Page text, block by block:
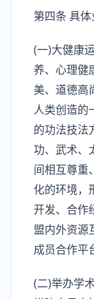
第四条 具体
(一)大健康
养、心理健
美、道德高
人类创造的
的功法技法
功、武术、
间相互尊重
化的环境，
开发、合作
盟内外资源
成员合作平
(二)举办学